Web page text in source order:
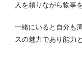
人を頼りながら物事
一緒にいると自分も
スの魅力であり能力